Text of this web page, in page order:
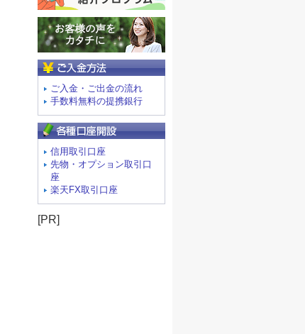
ご入金・ご出金の流れ
手数料無料の提携銀行
信用取引口座
先物・オプション取引口
座
楽天FX取引口座
[PR]